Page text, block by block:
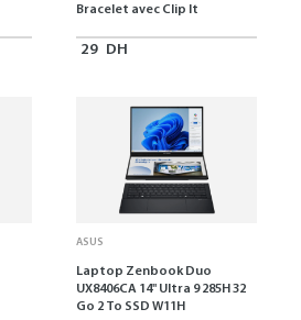
Bracelet avec Clip It
29 DH
ASUS
Laptop Zenbook Duo
UX8406CA 14'' Ultra 9 285H 32
Go 2 To SSD W11H